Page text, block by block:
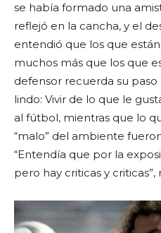
se había formado una
reflejó en la cancha, y el
entendió que los que
muchos más que los que
defensor recuerda su
lindo: Vivir de lo que le
al fútbol, mientras que lo
“malo” del ambiente
“Entendía que por la
pero hay criticas y criticas”,